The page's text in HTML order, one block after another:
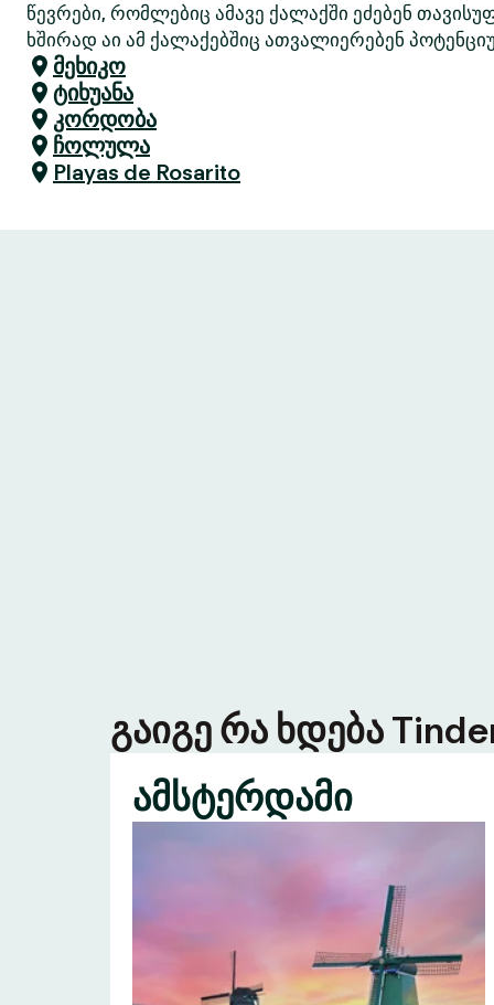
წევრები, რომლებიც ამავე ქალაქში ეძებენ
ხშირად აი ამ ქალაქებშიც ათვალიერებენ
მეხიკო
ტიხუანა
კორდობა
ჩოლულა
Playas de Rosarito
გაიგე რა ხდება
ამსტერდამი